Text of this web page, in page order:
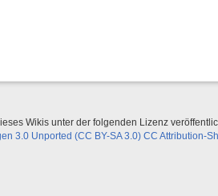
Wikis unter der folgenden Lizenz
3.0 Unported (CC BY-SA 3.0) CC Attribution-